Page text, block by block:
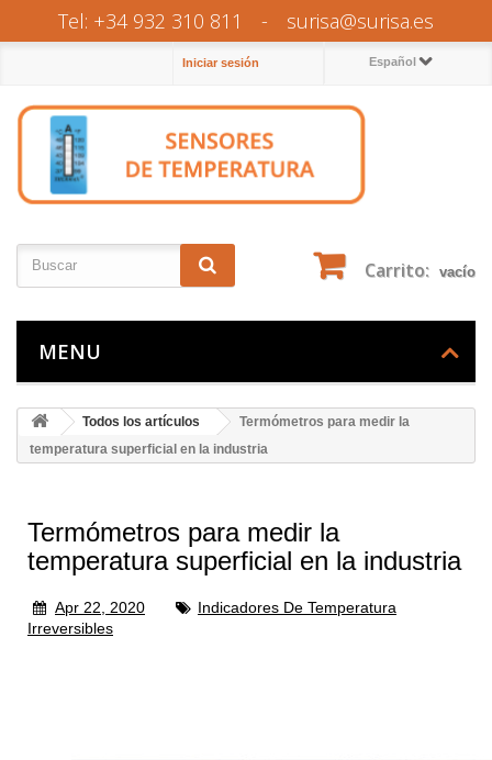
Tel: +34 932 310 811 - surisa@surisa.es
Español
Iniciar sesión
Carrito: vacío
MENU
Todos los artículos
Termómetros para medir la
temperatura superficial en la industria
Termómetros para medir la
temperatura superficial en la industria
Apr 22, 2020
Indicadores De Temperatura
Irreversibles